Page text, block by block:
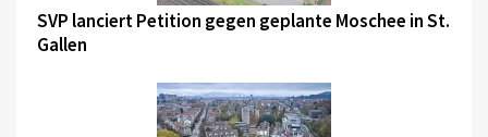
SVP lanciert Petition gegen geplante Moschee in St.
Gallen